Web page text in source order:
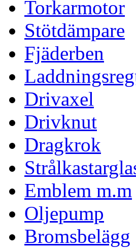
Torkarmotor
Stötdämpare
Fjäderben
Drivaxel
Drivknut
Dragkrok
Emblem m.m
Oljepump
Bromsbelägg